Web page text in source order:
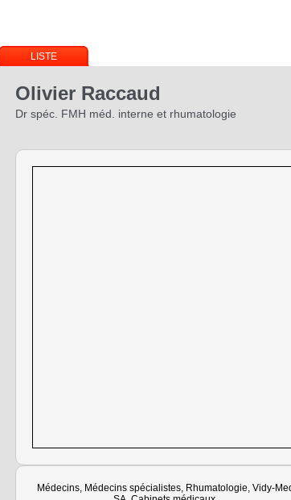
LISTE
Olivier Raccaud
Dr spéc. FMH méd. interne et rhumatologie
Médecins, Médecins spécialistes, Rhumatologie, Vidy-